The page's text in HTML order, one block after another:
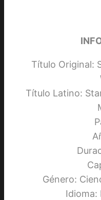
Título Original:
Título Latino:
Género:
Idioma: